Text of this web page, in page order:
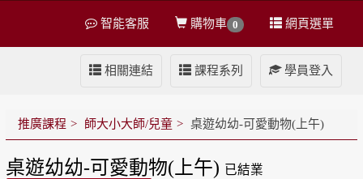
網頁選單
購物車 0
智能客服
學員登入
課程系列
相關連結
推廣課程 師大小大師/兒童 桌遊幼幼-可愛動物(上午)
桌遊幼幼-可愛動物(上午) 已結業